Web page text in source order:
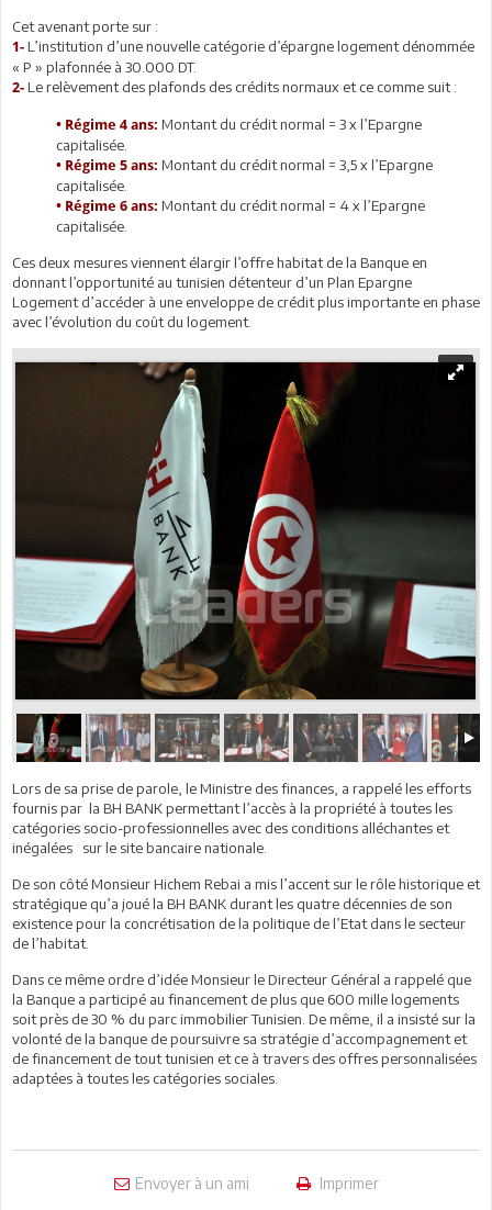
Cet avenant porte sur :
1- L’institution d’une nouvelle catégorie d’épargne logement dénommée
« P » plafonnée à 30.000 DT.
2- Le relèvement des plafonds des crédits normaux et ce comme suit :
• Régime 4 ans: Montant du crédit normal = 3 x l’Epargne
capitalisée.
• Régime 5 ans: Montant du crédit normal = 3,5 x l’Epargne
capitalisée.
• Régime 6 ans: Montant du crédit normal = 4 x l’Epargne
capitalisée.
Ces deux mesures viennent élargir l’offre habitat de la Banque en
donnant l’opportunité au tunisien détenteur d’un Plan Epargne
Logement d’accéder à une enveloppe de crédit plus importante en phase
avec l’évolution du coût du logement.
Lors de sa prise de parole, le Ministre des finances, a rappelé les efforts
fournis par la BH BANK permettant l’accès à la propriété à toutes les
catégories socio-professionnelles avec des conditions alléchantes et
inégalées sur le site bancaire nationale.
De son côté Monsieur Hichem Rebai a mis l’accent sur le rôle historique et
stratégique qu’a joué la BH BANK durant les quatre décennies de son
existence pour la concrétisation de la politique de l’Etat dans le secteur
de l’habitat.
Dans ce même ordre d’idée Monsieur le Directeur Général a rappelé que
la Banque a participé au financement de plus que 600 mille logements
soit près de 30 % du parc immobilier Tunisien. De même, il a insisté sur la
volonté de la banque de poursuivre sa stratégie d’accompagnement et
de financement de tout tunisien et ce à travers des offres personnalisées
adaptées à toutes les catégories sociales.
Envoyer à un ami Imprimer